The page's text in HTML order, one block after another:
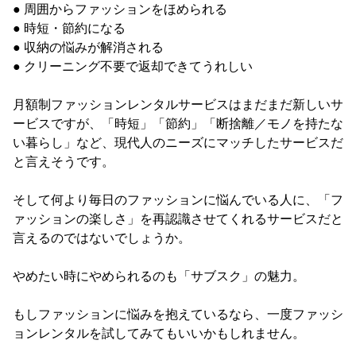
● 周囲からファッションをほめられる
● 時短・節約になる
● 収納の悩みが解消される
● クリーニング不要で返却できてうれしい
月額制ファッションレンタルサービスはまだまだ新しいサ
ービスですが、「時短」「節約」「断捨離／モノを持たな
い暮らし」など、現代人のニーズにマッチしたサービスだ
と言えそうです。
そして何より毎日のファッションに悩んでいる人に、「フ
ァッションの楽しさ」を再認識させてくれるサービスだと
言えるのではないでしょうか。
やめたい時にやめられるのも「サブスク」の魅力。
もしファッションに悩みを抱えているなら、一度ファッシ
ョンレンタルを試してみてもいいかもしれません。